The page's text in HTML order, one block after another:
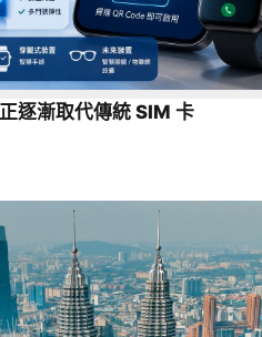
逐漸取代傳統 SIM 卡